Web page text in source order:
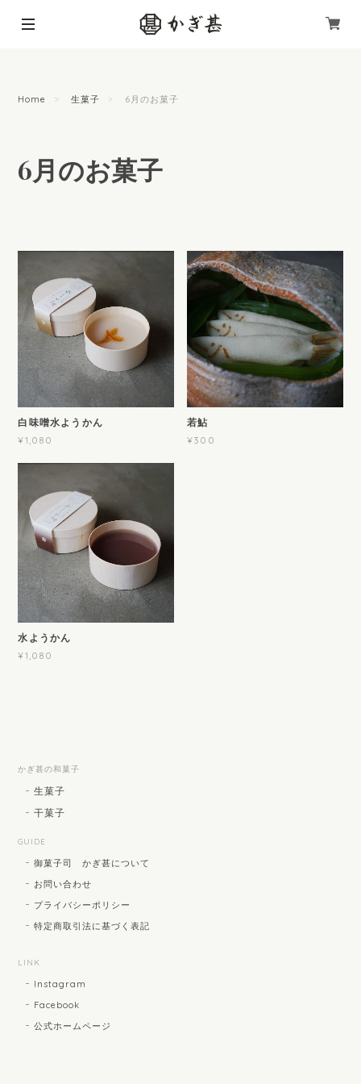
Home 生菓子 6月のお菓子
6月のお菓子
白味噌水ようかん
¥1,080
若鮎
¥300
水ようかん
¥1,080
かぎ甚の和菓子
生菓子
干菓子
GUIDE
御菓子司 かぎ甚について
お問い合わせ
プライバシーポリシー
特定商取引法に基づく表記
LINK
Instagram
Facebook
公式ホームページ